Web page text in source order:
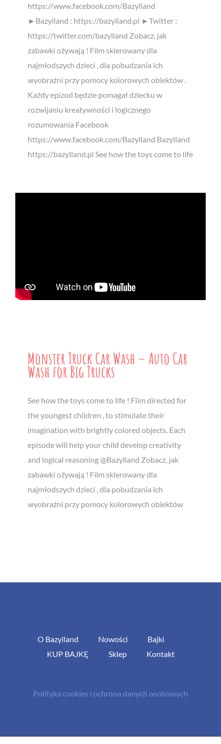
https://www.facebook.com/Bazylland
►Bazylland : https://bazylland.pl ►Twitter :
https://twitter.com/bazylland Zobacz, jak
zabawki ożywają ! Film skierowany dla
najmłodszych dzieci , dla pobudzania ich
wyobraźni przy pomocy kolorowych obiektów .
Każdy epizod będzie pomagał dziecku w
rozwijaniu kreatywności i logicznego
rozumowania Facebook
https://www.facebook.com/Bazylland Bazylland
https://bazylland.pl See how the toys come to life
Monster Truck Car Wash – Auto Car
Wash for Big Trucks
See how the toys come to life ! Film directed for
the youngest children , to stimulate their
imagination with brightly colored objects. Each
episode will help your child develop creativity
and logical reasoning @Bazylland Zobacz, jak
zabawki ożywają ! Film skierowany dla
najmłodszych dzieci , dla pobudzania ich
wyobraźni przy pomocy kolorowych obiektów
O Bazylland Nowości
Bajki
KUP BAJKĘ
Sklep Kontakt
Polityka cookies i ochrona danych osobowych